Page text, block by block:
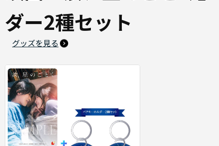
ダー2種セット
グッズを見る